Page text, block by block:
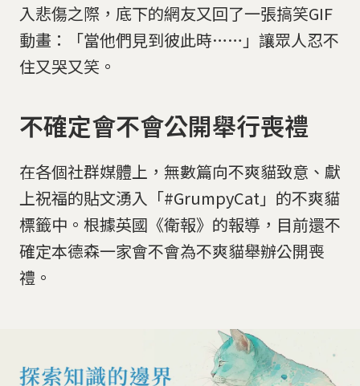
入悲傷之際，底下的網友又回了一張搞笑GIF
動畫：「當他們見到彼此時……」讓眾人忍不
住又哭又笑。
不確定會不會公開舉行喪禮
在各個社群媒體上，無數篇向不爽貓致意、獻
上祝福的貼文湧入「#GrumpyCat」的不爽貓
標籤中。根據英國《衛報》的報導，目前還不
確定本德森一家會不會為不爽貓舉辦公開喪
禮。